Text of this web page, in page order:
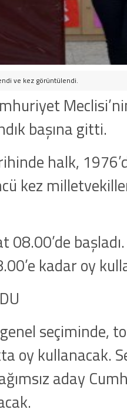
ve kez görüntülendi.
başına gitti.
halk,
kez
başladı.
kadar oy
seçiminde,
oy kullanacak.
aday